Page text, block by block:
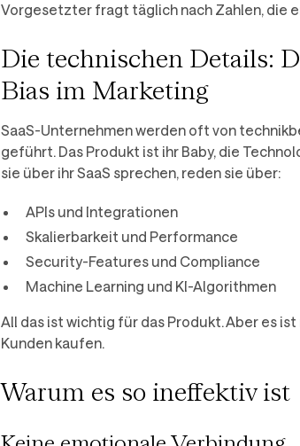
Vorgesetzter fragt täglich nach Zahlen, die
Die technischen Details:
Bias im Marketing
SaaS-Unternehmen werden oft von
geführt. Das Produkt ist ihr Baby, die
sie über ihr SaaS sprechen, reden sie über:
APIs und Integrationen
Skalierbarkeit und Performance
Security-Features und Compliance
Machine Learning und KI-Algorithmen
All das ist wichtig für das Produkt. Aber es
Kunden kaufen.
Warum es so ineffektiv ist